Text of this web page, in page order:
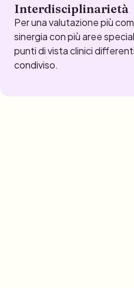
Interdisciplinarietà
Per una valutazione più
sinergia con più aree
punti di vista clinici
condiviso.